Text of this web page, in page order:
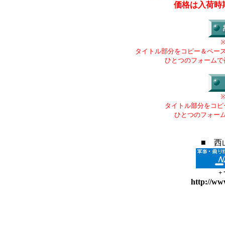
価格は入荷時
タイトル部分をコピー＆ペー
ひとつのフォーム
タイトル部分をコ
ひとつのフォー
■ 西
+
http://